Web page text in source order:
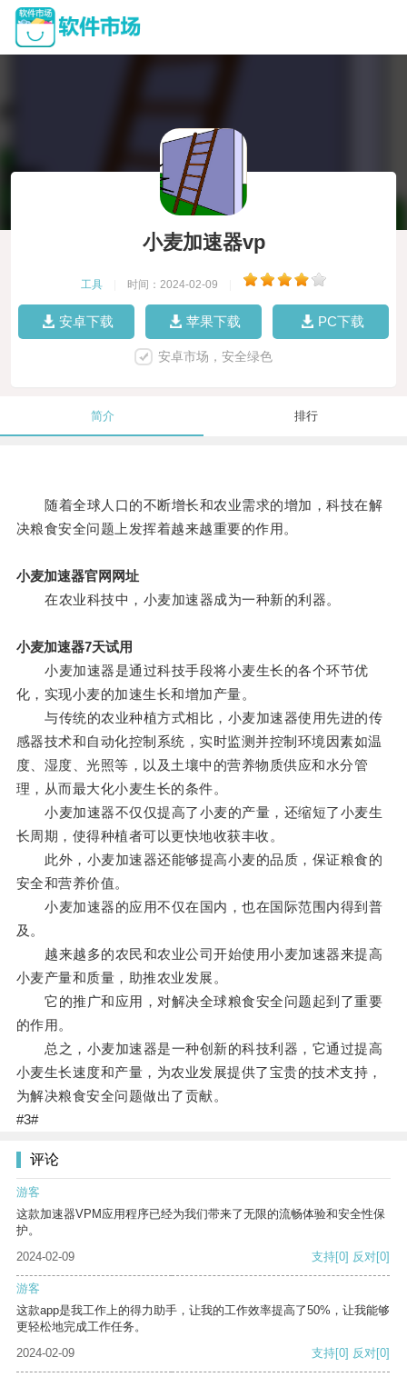
小麦加速器vp
工具 时间：2024-02-09
安卓下载 苹果下载 PC下载
安卓市场，安全绿色
简介 排行
随着全球人口的不断增长和农业需求的增加，科技在解
决粮食安全问题上发挥着越来越重要的作用。
小麦加速器官网网址
在农业科技中，小麦加速器成为一种新的利器。
小麦加速器7天试用
小麦加速器是通过科技手段将小麦生长的各个环节优
化，实现小麦的加速生长和增加产量。
与传统的农业种植方式相比，小麦加速器使用先进的传
感器技术和自动化控制系统，实时监测并控制环境因素如温
度、湿度、光照等，以及土壤中的营养物质供应和水分管
理，从而最大化小麦生长的条件。
小麦加速器不仅仅提高了小麦的产量，还缩短了小麦生
长周期，使得种植者可以更快地收获丰收。
此外，小麦加速器还能够提高小麦的品质，保证粮食的
安全和营养价值。
小麦加速器的应用不仅在国内，也在国际范围内得到普
及。
越来越多的农民和农业公司开始使用小麦加速器来提高
小麦产量和质量，助推农业发展。
它的推广和应用，对解决全球粮食安全问题起到了重要
的作用。
总之，小麦加速器是一种创新的科技利器，它通过提高
小麦生长速度和产量，为农业发展提供了宝贵的技术支持，
为解决粮食安全问题做出了贡献。
#3#
评论
游客
这款加速器VPM应用程序已经为我们带来了无限的流畅体验和安全性保
护。
2024-02-09
支持[0] 反对[0]
游客
这款app是我工作上的得力助手，让我的工作效率提高了50%，让我能够
更轻松地完成工作任务。
2024-02-09
支持[0] 反对[0]